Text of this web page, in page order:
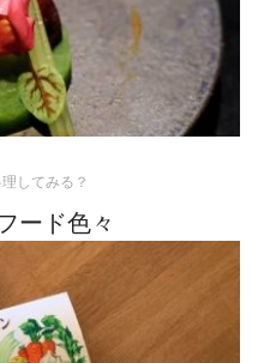
してみる？
ード色々